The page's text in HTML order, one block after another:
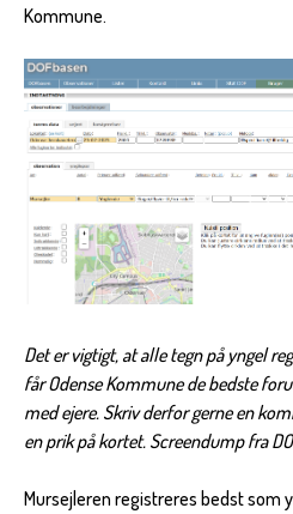
Kommune.
Det er vigtigt, at alle tegn på yngel
får Odense Kommune de bedste
med ejere. Skriv derfor gerne en
en prik på kortet. Screendump fra
Mursejleren registreres bedst som